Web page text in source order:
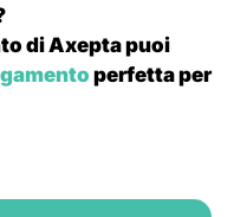
di Axepta puoi
perfetta per